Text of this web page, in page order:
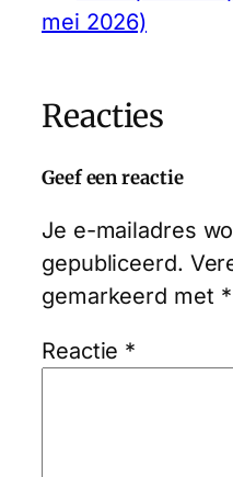
mei 2026)
Reacties
Geef een reactie
Je e-mailadres
gepubliceerd.
gemarkeerd met *
Reactie *